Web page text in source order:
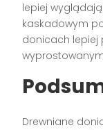
lepiej
kaskadowym
donicach lepiej
Drewniane